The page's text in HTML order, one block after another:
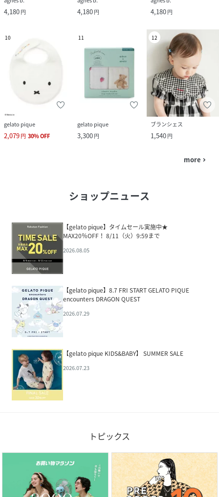
4,180円 4,180円 4,180円
10
gelato pique
2,079円 30%OFF
11
gelato pique
3,300円
12
ブランシェス
1,540円
more navigate_next
ショップニュース
【gelato pique】タイムセール実施中★
MAX20％OFF！ 8/11（火）9:59まで
2026.08.05
【gelato pique】8.7 FRI START GELATO PIQUE
encounters DRAGON QUEST
2026.07.29
【gelato pique KIDS&BABY】 SUMMER SALE
2026.07.23
トピックス